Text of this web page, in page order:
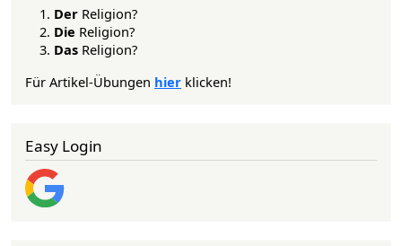
Der Religion?
Die Religion?
Das Religion?
Für Artikel-Übungen hier klicken!
Easy Login